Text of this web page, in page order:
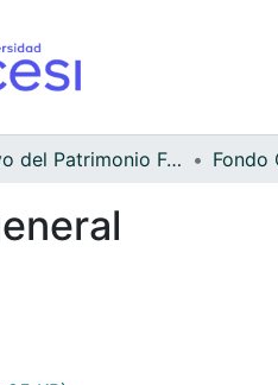
Archivo del Patrimonio Fotográfico y Fílmico del Valle del Cauca Fondo